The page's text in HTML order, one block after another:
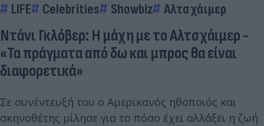
LIFE Celebrities Showbiz Αλτσχάιμερ
Ντάνι Γκλόβερ: Η μάχη με το Αλτσχάιμερ -
«Τα πράγματα από δω και μπρος θα είναι
διαφορετικά»
Σε συνέντευξή του ο Αμερικανός ηθοποιός και
σκηνοθέτης μίλησε για το πόσο έχει αλλάξει η ζωή